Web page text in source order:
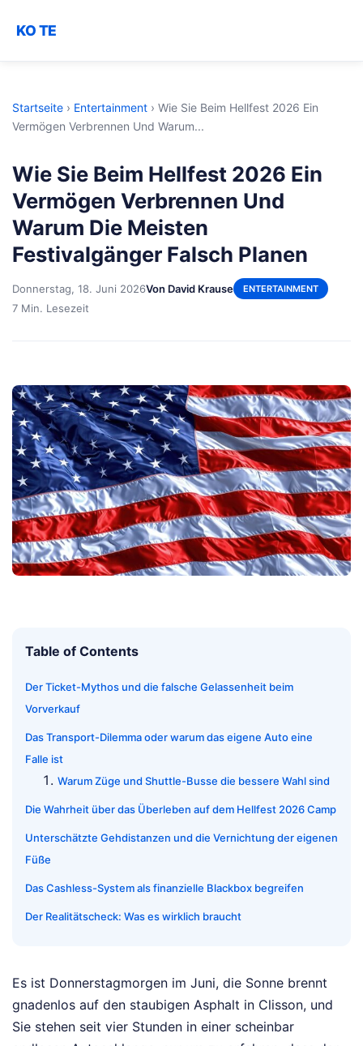
KO TE
Startseite › Entertainment › Wie Sie Beim Hellfest 2026 Ein
Vermögen Verbrennen Und Warum...
Wie Sie Beim Hellfest 2026 Ein
Vermögen Verbrennen Und
Warum Die Meisten
Festivalgänger Falsch Planen
Donnerstag, 18. Juni 2026Von David Krause ENTERTAINMENT
7 Min. Lesezeit
Table of Contents
Der Ticket-Mythos und die falsche Gelassenheit beim
Vorverkauf
Das Transport-Dilemma oder warum das eigene Auto eine
Falle ist
Warum Züge und Shuttle-Busse die bessere Wahl sind
Die Wahrheit über das Überleben auf dem Hellfest 2026 Camp
Unterschätzte Gehdistanzen und die Vernichtung der eigenen
Füße
Das Cashless-System als finanzielle Blackbox begreifen
Der Realitätscheck: Was es wirklich braucht
Es ist Donnerstagmorgen im Juni, die Sonne brennt
gnadenlos auf den staubigen Asphalt in Clisson, und
Sie stehen seit vier Stunden in einer scheinbar